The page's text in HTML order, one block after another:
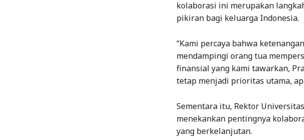
kolaborasi ini merupakan
pikiran bagi keluarga Indonesia.
“Kami percaya bahwa
mendampingi orang tua
finansial yang kami tawarkan,
tetap menjadi prioritas utama,
Sementara itu, Rektor
menekankan pentingnya
yang berkelanjutan.